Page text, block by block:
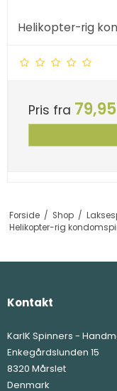
Helikopter-rig
Pris fra
Forside / Shop /
Helikopter-rig
Kontakt
KarlK Spinners -
Enkegårdslunden 15
8320 Mårslet
Denmark